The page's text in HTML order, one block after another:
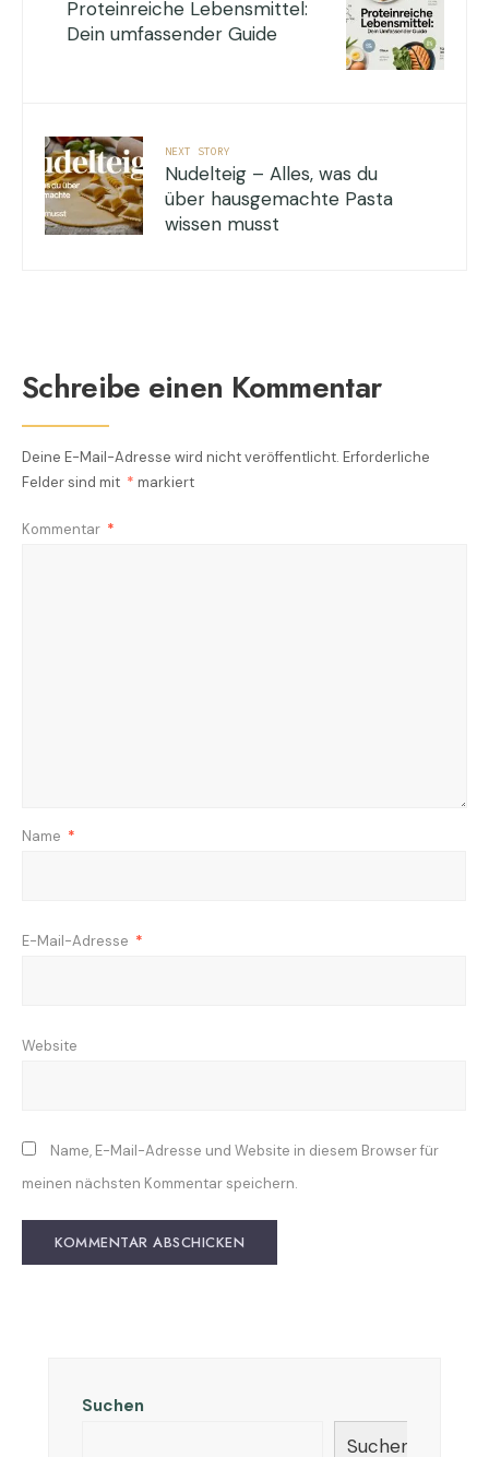
Proteinreiche Lebensmittel:
Dein umfassender Guide
NEXT STORY
Nudelteig – Alles, was du
über hausgemachte Pasta
wissen musst
Schreibe einen Kommentar
Deine E-Mail-Adresse wird nicht veröffentlicht. Erforderliche
Felder sind mit * markiert
Kommentar *
Name *
E-Mail-Adresse *
Website
Name, E-Mail-Adresse und Website in diesem Browser für
meinen nächsten Kommentar speichern.
Suchen
Suchen